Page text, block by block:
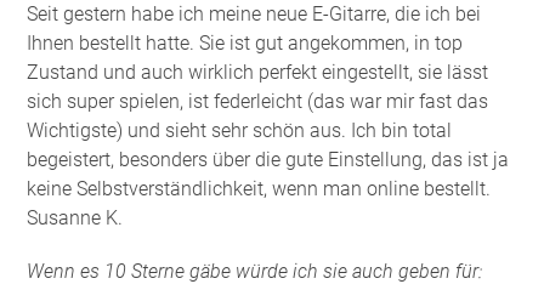
Seit gestern habe ich meine neue E-Gitarre, die ich bei
Ihnen bestellt hatte. Sie ist gut angekommen, in top
Zustand und auch wirklich perfekt eingestellt, sie lässt
sich super spielen, ist federleicht (das war mir fast das
Wichtigste) und sieht sehr schön aus. Ich bin total
begeistert, besonders über die gute Einstellung, das ist ja
keine Selbstverständlichkeit, wenn man online bestellt.
Susanne K.
Wenn es 10 Sterne gäbe würde ich sie auch geben für: